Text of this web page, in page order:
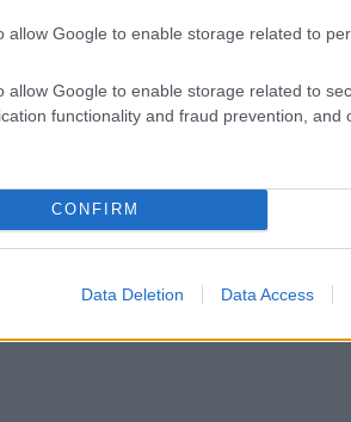
allow Google to enable storage related to
allow Google to enable storage related to
functionality and fraud prevention, and
CONFIRM
Data Deletion Data Access
kiemelés a napi büntetés rovatban.
hangulata – Jön a második forduló!